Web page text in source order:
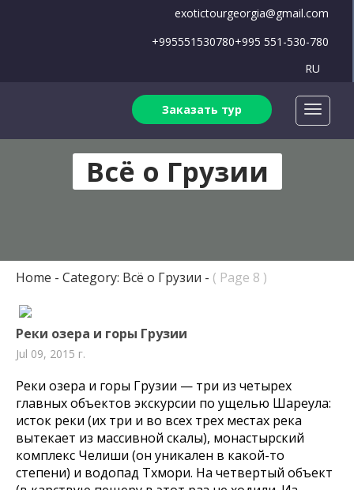
exotictourgeorgia@gmail.com
+995551530780+995 551-530-780
RU
Заказать тур
Всё о Грузии
Home Category: Всё о Грузии ( Page 8 )
Реки озера и горы Грузии
Jul 09, 2015 г.
Реки озера и горы Грузии — три из четырех
главных объектов экскурсии по ущелью Шареула:
исток реки (их три и во всех трех местах река
вытекает из массивной скалы), монастырский
комплекс Челиши (он уникален в какой-то
степени) и водопад Тхмори. На четвертый объект